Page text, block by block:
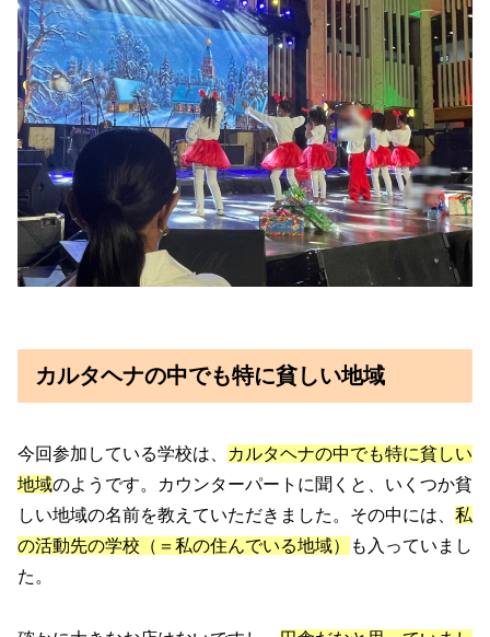
カルタヘナの中でも特に貧しい地域
今回参加している学校は、
カルタヘナの中でも特に貧しい
地域のようです。カウンターパートに聞くと、いくつか貧
しい地域の名前を教えていただきました。その中には、 私
の活動先の学校（＝私の住んでいる地域）
も入っていまし
た。